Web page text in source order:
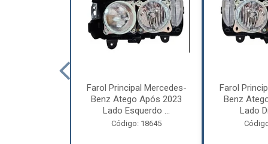
Farol Principal Mercedes-
Benz Atego Após 2023
Lado Esquerdo ...
Código: 18645
Farol
Benz
Lado